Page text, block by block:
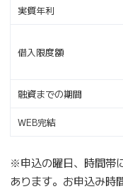
実質年利
借入限度額
融資までの期間
WEB完結
※申込の曜日、時間帯
あります。お申込み時